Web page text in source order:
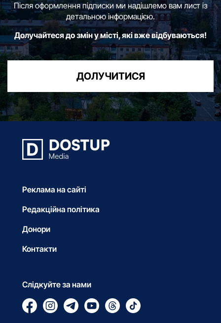
Після оформлення підписки ми надішлемо вам лист із
детальною інформацією.
Долучайтеся до змін у місті, які вже відбуваються!
ДОЛУЧИТИСЯ
Реклама на сайті
Редакційна політика
Донори
Контакти
Слідкуйте за нами